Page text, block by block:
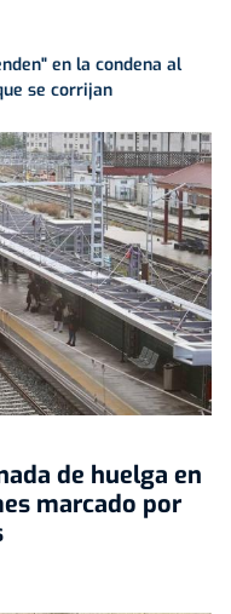
en la condena al
se corrijan
de huelga en
marcado por